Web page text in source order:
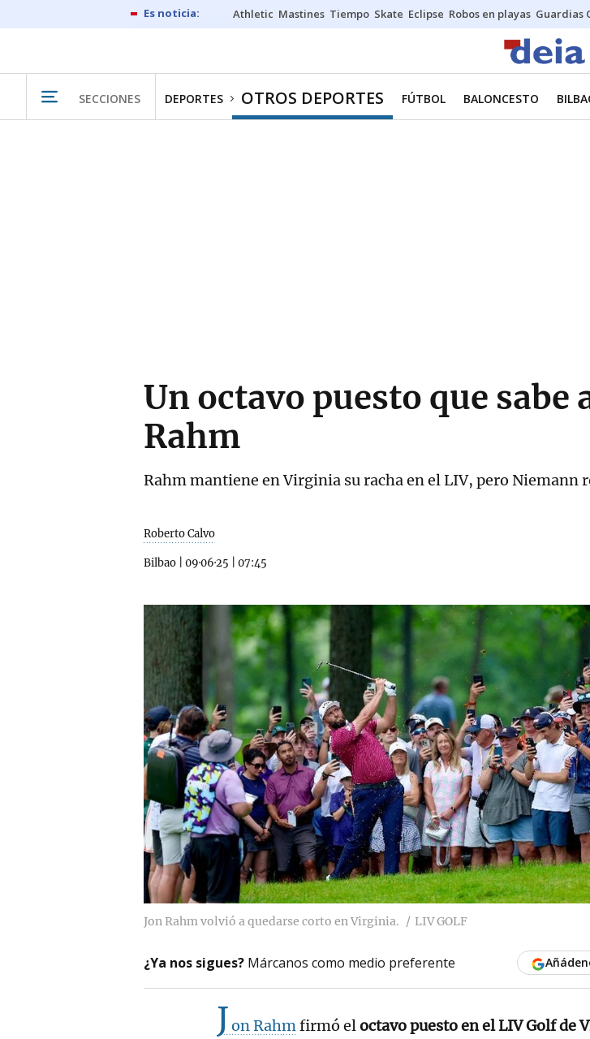
Athletic Mastines Tiempo Skate Eclipse Robos en playas Guardias
SECCIONES DEPORTES OTROS DEPORTES FÚTBOL BALONCESTO
Un octavo puesto que sabe
Rahm
Rahm mantiene en Virginia su racha en el LIV, pero Niemann
Roberto Calvo
Bilbao 09·06·25 07:45
Jon Rahm volvió a quedarse corto en Virginia. LIV GOLF
¿Ya nos sigues? Márcanos como medio preferente
Jon Rahmfirmó eloctavo puesto en el LIV Golf de